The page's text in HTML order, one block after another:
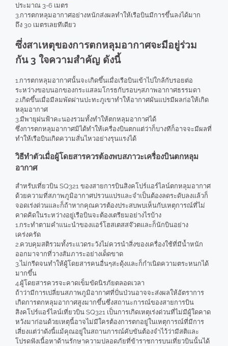
ประมาณ 3-6 เมตร
3.การตกหลุมอากาศอย่างหนักส่งผลทำให้เรือบินมีการขึ้นลงได้มาก
ถึง 30 เมตรเลยทีเดียว
ซึ่งสาเหตุของการตกหลุมอากาศจะมีอยู่ร่วม
กัน 3 ใจความสำคัญ ดังนี้
1.การตกหลุมอากาศนั้นจะเกิดขึ้นเมื่อเรือบินเข้าไปใกล้กับรอยต่อ
ระหว่างขอบนอกของกระแสลมโกรธกับรอบๆสภาพอากาศธรรมดา
2.เกิดขึ้นเมื่อมีลมพัดผ่านปะทะภูเขาทำให้อากาศผันแปรมีผลก่อให้เกิด
หลุมอากาศ
3.มีพายุฝนฟ้าคะนองรวมทั้งทำให้ตกหลุมอากาศได้
ซึ่งการตกหลุมอากาศมิได้ทำให้เครื่องบินตกแต่ว่าก็บางทีก็อาจจะมีผลที่
ทำให้เรือบินเกิดความสั่นไหวอย่างรุนแรงได้
วิธีทำตัวเมื่อผู้โดยสารควรต้องพบสภาวะเครื่องบินตกหลุม
อากาศ
สำหรับเที่ยวบิน SQ321 ของสายการบินสิงคโปร์แอร์ไลน์ตกหลุมอากาศ
ด้วยความที่สภาพภูมิอากาศปรวนแปรและจำเป็นต้องลดระดับลงแล้วก็
จอดเร่งด่วนและก็ถ้าหากคุณควรต้องประสบพบเห็นกับเหตุการณ์ที่ไม่
คาดคิดในระหว่างอยู่เรือบินจะต้องเตรียมอย่างไรบ้าง
1.กระทำตามคำแนะนำของแอร์โฮสเตสสจ๊วตและก็นักบินอย่าง
เคร่งครัด
2.ควบคุมสติรวมทั้งระแวดระวังไม่ควรนำสิ่งของเครื่องใช้ที่มีน้ำหนัก
ออกมาจากที่วางสัมภาระอย่างเด็ดขาด
3.ไม่กรีดจนทำให้ผู้โดยสารคนอื่นๆสะดุ้งและก็กำเนิดความตระหนกได้
มากขึ้น
4.ผู้โดยสารควรจะคาดเข็มขัดนิรภัยตลอดเวลา
ถ้าว่ามีการเปลี่ยนสภาพภูมิอากาศที่ปั่นป่วนอาจจะส่งผลให้อัตราการ
เกิดการตกหลุมอากาศสูงมากขึ้นซึ่งสถานะการณ์ของสายการบิน
สิงคโปร์แอร์ไลน์เที่ยวบิน SQ321 เป็นการเกิดเหตุเร่งด่วนที่ไม่มีผู้ใดคาด
หวังมาก่อนด้วยเหตุนี้อาจไม่มีใครต้องการตกอยู่ในเหตุการณ์ที่มีการ
เสี่ยงแต่ว่าดังนี้แม้คุณอยู่ในสถานการณ์คับขันต้องจำไว้ว่ามีสติและ
โปรดฟังเนื้อหาด้านรักษาความปลอดภัยที่ข้าราชการบนเที่ยวบินนั้นได้